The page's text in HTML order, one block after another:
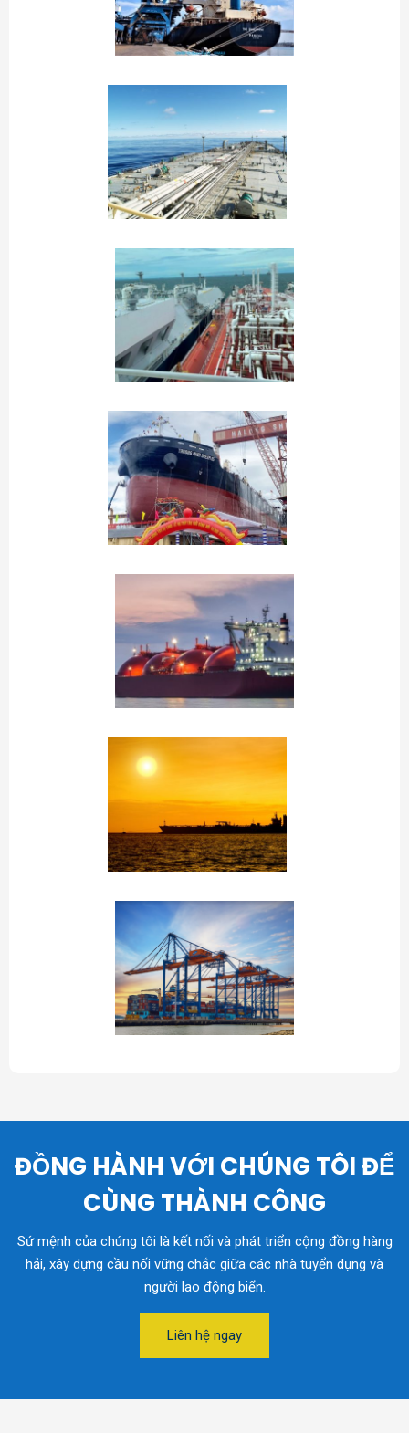
ĐỒNG HÀNH VỚI CHÚNG TÔI ĐỂ
CÙNG THÀNH CÔNG
Sứ mệnh của chúng tôi là kết nối và phát triển cộng đồng hàng
hải, xây dựng cầu nối vững chắc giữa các nhà tuyển dụng và
người lao động biển.
Liên hệ ngay